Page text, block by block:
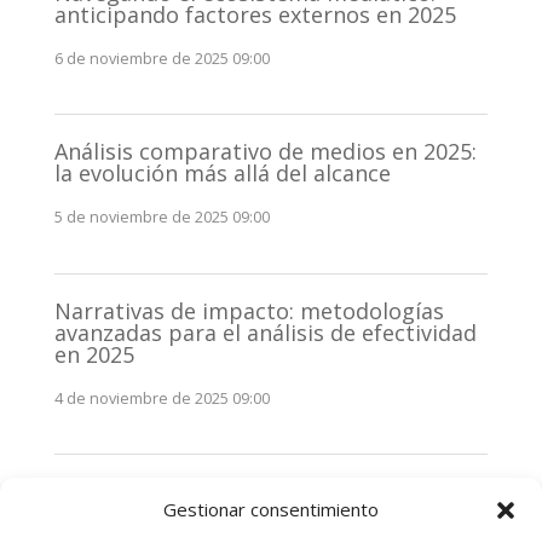
Gestionar consentimiento
anticipando factores externos en 2025
6 de noviembre de 2025 09:00
Análisis comparativo de medios en 2025:
la evolución más allá del alcance
5 de noviembre de 2025 09:00
Narrativas de impacto: metodologías
avanzadas para el análisis de efectividad
en 2025
4 de noviembre de 2025 09:00
stakeholders en 2025: La clave de la